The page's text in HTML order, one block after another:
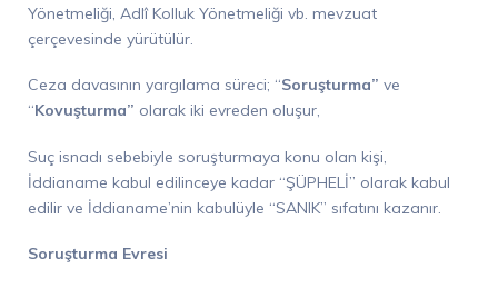
Yönetmeliği, Adlî Kolluk Yönetmeliği vb. mevzuat
çerçevesinde yürütülür.
Ceza davasının yargılama süreci; “Soruşturma” ve
“Kovuşturma” olarak iki evreden oluşur,
Suç isnadı sebebiyle soruşturmaya konu olan kişi,
İddianame kabul edilinceye kadar “ŞÜPHELİ” olarak kabul
edilir ve İddianame’nin kabulüyle “SANIK” sıfatını kazanır.
Soruşturma Evresi